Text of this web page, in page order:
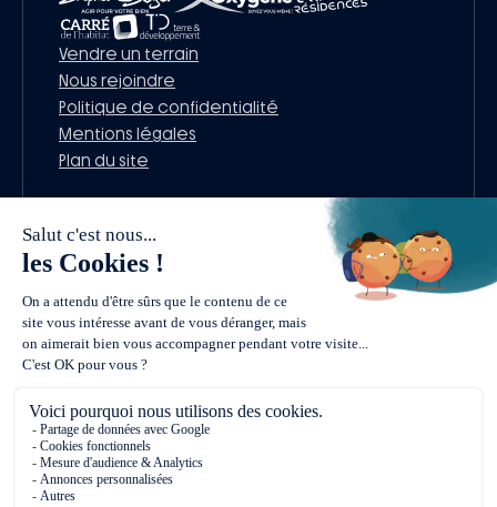
Vendre un terrain
Nous rejoindre
Politique de confidentialité
Mentions légales
Plan du site